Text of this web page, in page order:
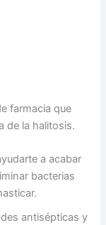
farmacia que
de la halitosis.
a acabar
bacterias
antisépticas y